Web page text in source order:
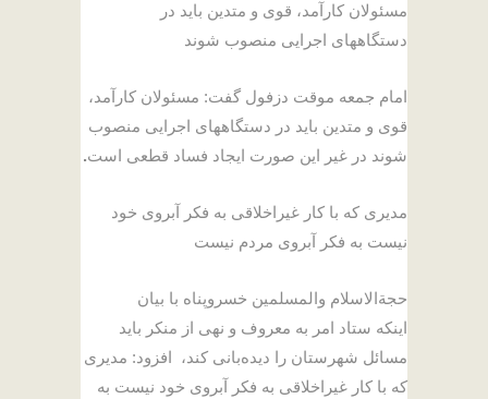
مسئولان کارآمد، قوی و متدین باید در
دستگاههای اجرایی منصوب شوند
امام جمعه موقت دزفول گفت: مسئولان کارآمد،
قوی و متدین باید در دستگاههای اجرایی منصوب
شوند در غیر این صورت ایجاد فساد قطعی است.
مدیری که با کار غیراخلاقی به فکر آبروی خود
نیست به فکر آبروی مردم نیست
حجةالاسلام والمسلمین خسروپناه با بیان
اینکه ستاد امر به معروف و نهی از منکر باید
مسائل شهرستان را دیده‌بانی کند، افزود: مدیری
که با کار غیراخلاقی به فکر آبروی خود نیست به